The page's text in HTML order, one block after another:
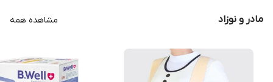
مادر و نوزاد مشاهده همه